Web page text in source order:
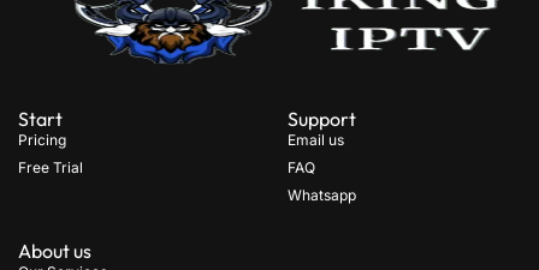
Start
Pricing
Free Trial
Support
Email us
FAQ
Whatsapp
About us